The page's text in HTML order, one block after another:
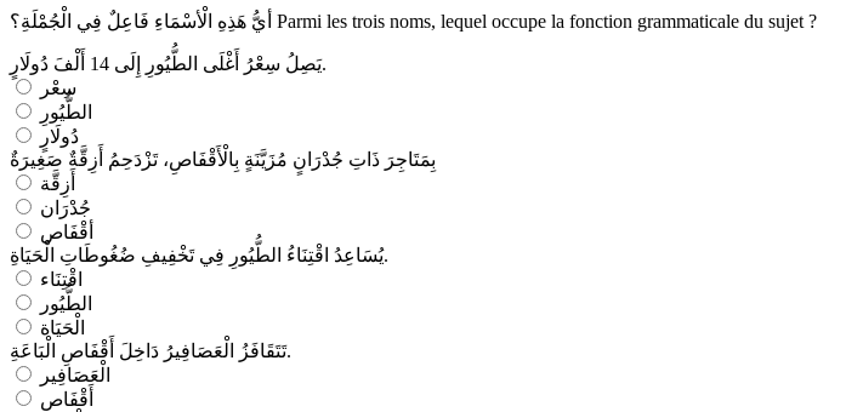
Parmi les trois noms, lequel occupe la fonction grammaticale du sujet ?
يَصِلُ سِعْرُ أَغْلَى الطُّيُورِ إِلَى 14 أَلْفَ دُولَارٍ.
سِعْر
الطُّيُورِ
دُولَارٍ
بِمَتَاجِرَ ذَاتِ جُدْرَانٍ مُزَيَّنَةٍ بِالْأَقْفَاصِ، تَزْدَحِمُ أَزِقَّةٌ صَغِيرَةٌ
أَزِقَّة
جُدْرَان
أقْفَاص
يُسَاعِدُ اقْتِنَاءُ الطُّيُورِ فِي تَخْفِيفِ ضُغُوطَاتِ الْحَيَاةِ.
اقْتِنَاء
الطُّيُور
الْحَيَاة
تَتَقَافَزُ الْعَصَافِيرُ دَاخِلَ أَقْفَاصِ الْبَاعَةِ.
الْعَصَافِير
أَقْفَاص